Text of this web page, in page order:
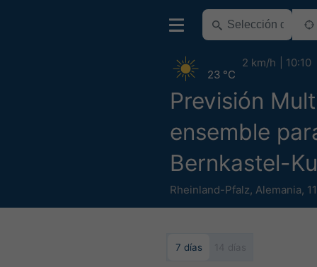
Previsión
ensemble
Bernkastel-
Rheinland-Pfalz, Alemania,
23 °C
2 km/h 10:10
7 días